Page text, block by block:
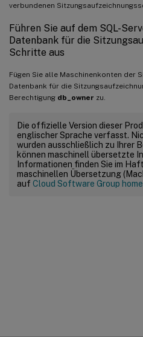
verbundenen
Führen Sie auf dem SQL-
Datenbank für die
Schritte aus
Fügen Sie alle Maschinenkonten der
Datenbank für die
Berechtigung db_owner zu.
Die offizielle Version dieser
englischer Sprache verfasst.
wurden ausschließlich zu Ihrer
können maschinell übersetzte
Informationen finden Sie im
maschinellen Übersetzung
auf Cloud Software Group home